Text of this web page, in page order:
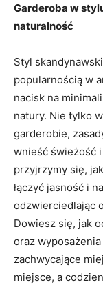
Garderoba w
naturalność
Styl
popularnością w
nacisk na
natury. Nie tylko
garderobie,
wnieść świeżość
przyjrzymy się,
łączyć jasność i
odzwierciedlając
Dowiesz się, jak
oraz
zachwycające
miejsce, a